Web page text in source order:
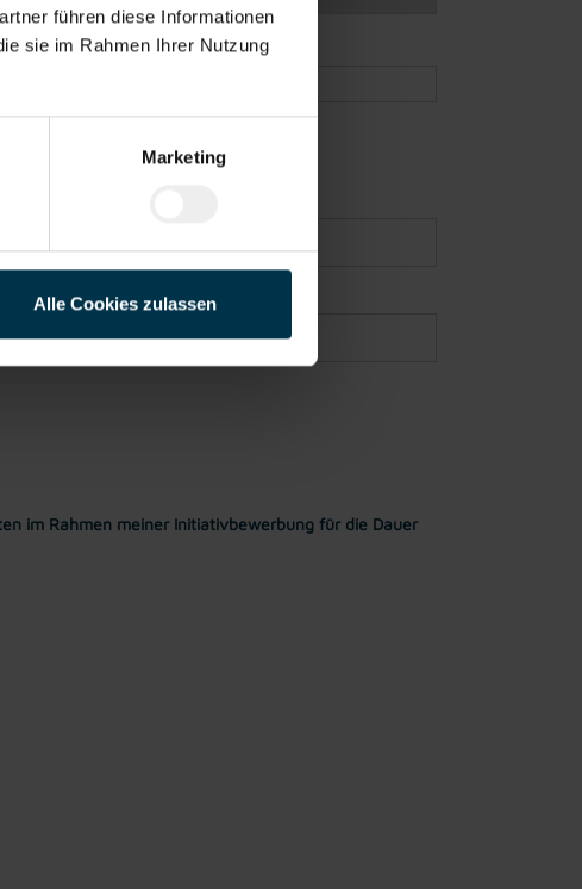
führen diese Informationen
sie im Rahmen Ihrer Nutzung
Marketing
Alle Cookies zulassen
im Rahmen meiner Initiativbewerbung für die Dauer